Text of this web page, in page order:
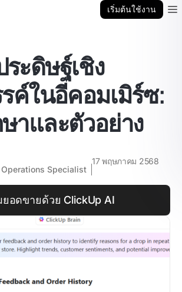
เริ่มต้นใช้งาน
ะดิษฐ์เชิง
ค์ในอีคอมเมิร์ซ:
าและตัวอย่าง
Specialist
17 พฤษภาคม 2568
ยอดขายด้วย ClickUp AI